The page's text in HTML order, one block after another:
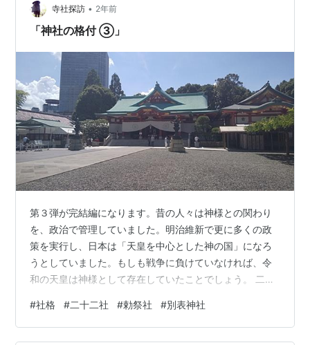
印以外のブログはこちらから 全国のうどんを制覇した
い！ 世界の蒸留酒を制覇したい！ 「我が道」を究めた
寺社探訪 • 2年前
「神社の格付 ③」
第３弾が完結編になります。昔の人々は神様との関わり
を、政治で管理していました。明治維新で更に多くの政
策を実行し、日本は「天皇を中心とした神の国」になろ
うとしていました。もしも戦争に負けていなければ、令
和の天皇は神様として存在していたことでしょう。 二十
のも社格のひとつですが、延喜式神名帳の官幣社や国幣
社とは違うものです。突然の災害や飢饉、反乱などの国
#社格 #二十二社 #勅祭社 #別表神社